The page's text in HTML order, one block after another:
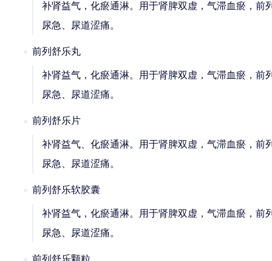
补肾益气，化瘀通淋。用于肾脾双虚，气滞血瘀，
尿急、尿道涩痛。
前列舒乐丸
补肾益气，化瘀通淋。用于肾脾双虚，气滞血瘀，
尿急、尿道涩痛。
前列舒乐片
补肾益气、化瘀通淋。用于肾脾双虚，气滞血瘀，
尿急、尿道涩痛。
前列舒乐软胶囊
补肾益气，化瘀通淋。用于肾脾双虚，气滞血瘀，
尿急、尿道涩痛。
前列舒乐颗粒